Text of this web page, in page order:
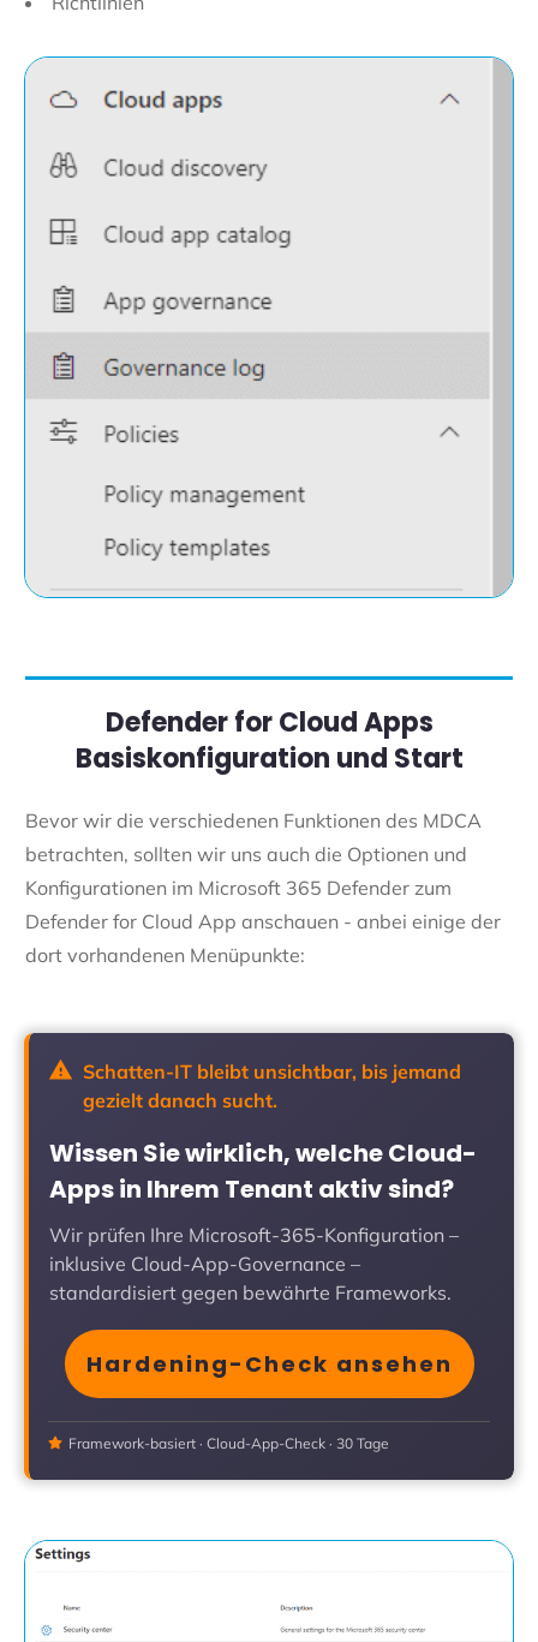
Defender for Cloud Apps
Basiskonfiguration und Start
Bevor wir die verschiedenen Funktionen des MDCA
betrachten, sollten wir uns auch die Optionen und
Konfigurationen im Microsoft 365 Defender zum
Defender for Cloud App anschauen - anbei einige der
dort vorhandenen Menüpunkte:
Schatten-IT bleibt unsichtbar, bis jemand
gezielt danach sucht.
Wissen Sie wirklich, welche Cloud-
Apps in Ihrem Tenant aktiv sind?
Wir prüfen Ihre Microsoft-365-Konfiguration –
inklusive Cloud-App-Governance –
standardisiert gegen bewährte Frameworks.
Hardening-Check ansehen
Framework-basiert · Cloud-App-Check · 30 Tage